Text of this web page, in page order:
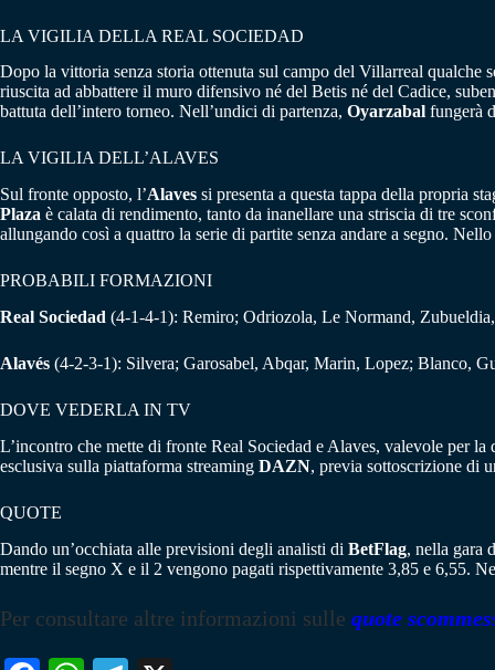
LA VIGILIA DELLA REAL SOCIEDAD
Dopo la vittoria senza storia ottenuta sul campo del Villarreal qualche
riuscita ad abbattere il muro difensivo né del Betis né del Cadice,
battuta dell’intero torneo. Nell’undici di partenza, Oyarzabal fungerà
LA VIGILIA DELL’ALAVES
Sul fronte opposto, l’Alaves si presenta a questa tappa della propria
Plaza è calata di rendimento, tanto da inanellare una striscia di tre
allungando così a quattro la serie di partite senza andare a segno.
PROBABILI FORMAZIONI
Real Sociedad (4-1-4-1): Remiro; Odriozola, Le Normand,
Alavés (4-2-3-1): Silvera; Garosabel, Abqar, Marin, Lopez; Blanco,
DOVE VEDERLA IN TV
L’incontro che mette di fronte Real Sociedad e Alaves, valevole per
esclusiva sulla piattaforma streaming DAZN, previa sottoscrizione di
QUOTE
Dando un’occhiata alle previsioni degli analisti di BetFlag, nella gara
mentre il segno X e il 2 vengono pagati rispettivamente 3,85 e 6,55.
Per consultare altre informazioni sulle quote